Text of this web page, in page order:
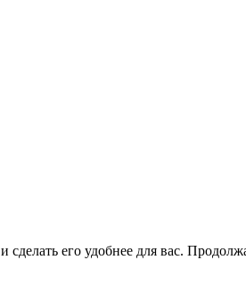
его удобнее для вас.